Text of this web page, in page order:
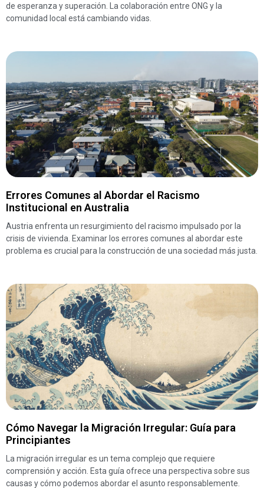
de esperanza y superación. La colaboración entre ONG y la
comunidad local está cambiando vidas.
Errores Comunes al Abordar el Racismo
Institucional en Australia
Austria enfrenta un resurgimiento del racismo impulsado por la
crisis de vivienda. Examinar los errores comunes al abordar este
problema es crucial para la construcción de una sociedad más justa.
Cómo Navegar la Migración Irregular: Guía para
Principiantes
La migración irregular es un tema complejo que requiere
comprensión y acción. Esta guía ofrece una perspectiva sobre sus
causas y cómo podemos abordar el asunto responsablemente.